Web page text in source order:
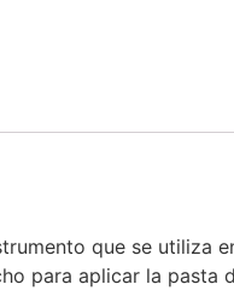
que se utiliza
para aplicar la